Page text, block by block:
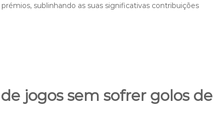
sublinhando as suas significativas contribuições
jogos sem sofrer golos de